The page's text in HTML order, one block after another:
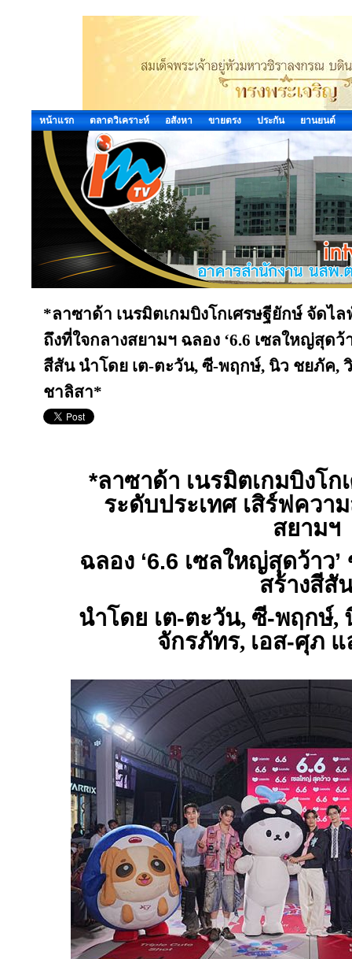
หน้าแรก ตลาดวิเคราะห์ อสังหา ขายตรง ประกัน ยานยนต์
*ลาซาด้า เนรมิตเกมบิงโกเศรษฐียักษ์ จัดไ
ถึงที่ใจกลางสยามฯ ฉลอง ‘6.6 เซลใหญ่สุด
สีสัน นำโดย เต-ตะวัน, ซี-พฤกษ์, นิว ชยภัค,
ชาลิสา*
*ลาซาด้า เนรมิตเกมบิงโ
ระดับประเทศ เสิร์ฟควา
สยามฯ
ฉลอง ‘6.6 เซลใหญ่สุดว้าว
สร้างสีสั
นำโดย เต-ตะวัน, ซี-พฤกษ์,
จักรภัทร, เอส-ศุภ